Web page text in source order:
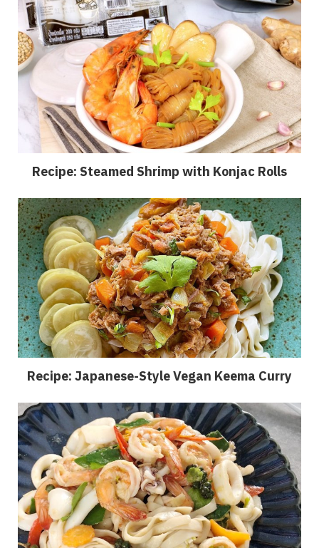
Recipe: Steamed Shrimp with Konjac Rolls
Recipe: Japanese-Style Vegan Keema Curry